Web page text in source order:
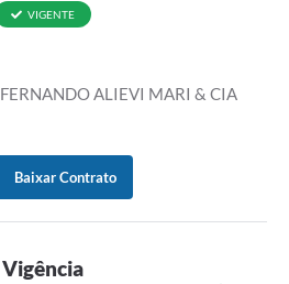
VIGENTE
FERNANDO ALIEVI MARI & CIA
Baixar Contrato
Vigência